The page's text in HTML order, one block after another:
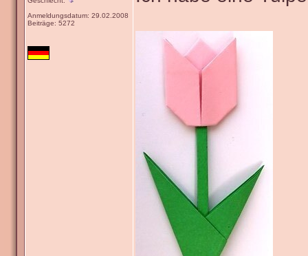
Anmeldungsdatum: 29.02.2008
Beiträge: 5272